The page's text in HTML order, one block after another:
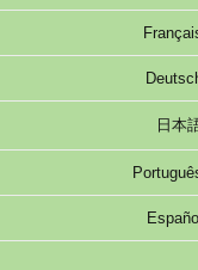
日本
Español